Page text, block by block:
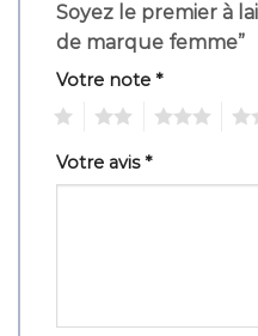
Soyez le premier à
de marque femme”
Votre note *
Votre avis*